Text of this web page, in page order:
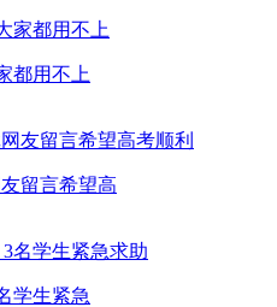
都用不上
留言希望高
学生紧急